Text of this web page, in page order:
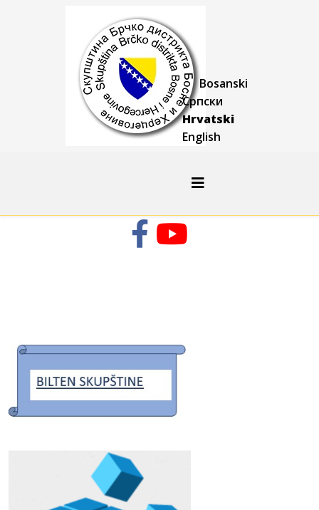
Bosanski
Српски
Hrvatski
English